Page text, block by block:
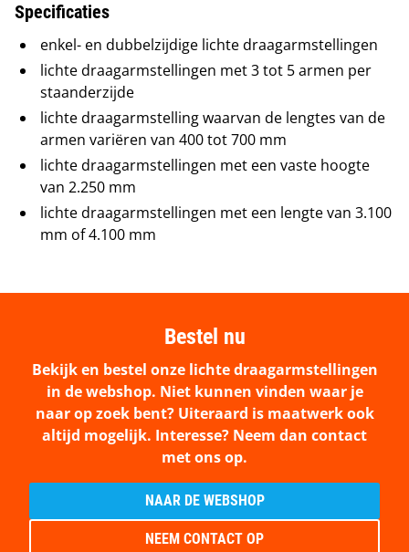
Specificaties
enkel- en dubbelzijdige lichte draagarmstellingen
lichte draagarmstellingen met 3 tot 5 armen per
staanderzijde
lichte draagarmstelling waarvan de lengtes van de
armen variëren van 400 tot 700 mm
lichte draagarmstellingen met een vaste hoogte
van 2.250 mm
lichte draagarmstellingen met een lengte van 3.100
mm of 4.100 mm
Bestel nu
Bekijk en bestel onze lichte draagarmstellingen
in de webshop. Niet kunnen vinden waar je
naar op zoek bent? Uiteraard is maatwerk ook
altijd mogelijk. Interesse? Neem dan contact
met ons op.
NAAR DE WEBSHOP
NEEM CONTACT OP